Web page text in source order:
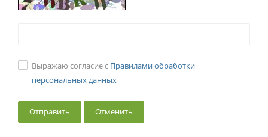
Выражаю согласие с Правилами обработки
персональных данных
Отменить